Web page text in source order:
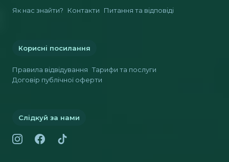
Як нас знайти? Контакти Питання та відповіді
Корисні посилання
Правила відвідування Тарифи та послуги
Договір публічної оферти
Слідкуй за нами